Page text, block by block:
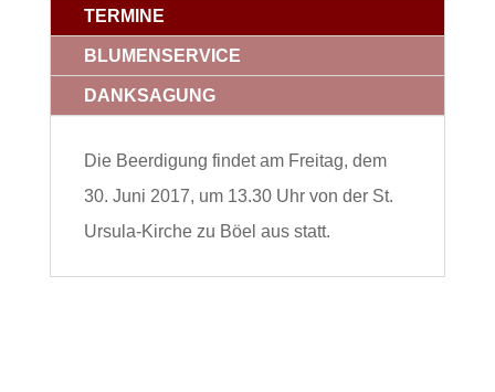
TERMINE
BLUMENSERVICE
DANKSAGUNG
Die Beerdigung findet am Freitag, dem
30. Juni 2017, um 13.30 Uhr von der St.
Ursula-Kirche zu Böel aus statt.